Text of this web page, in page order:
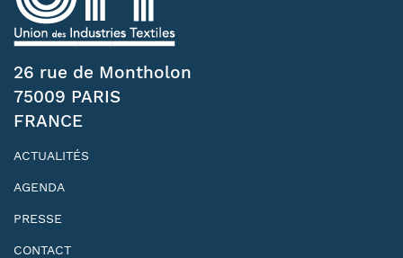
26 rue de Montholon
75009 PARIS
FRANCE
ACTUALITÉS
AGENDA
PRESSE
CONTACT